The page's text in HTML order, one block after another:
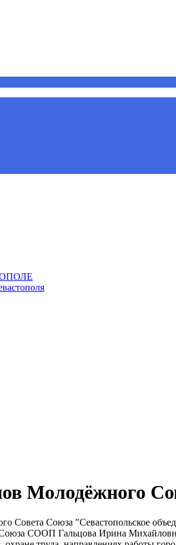
Молодёжного
Совета Союза "Севастопольское
СООП Гальцова Ирина